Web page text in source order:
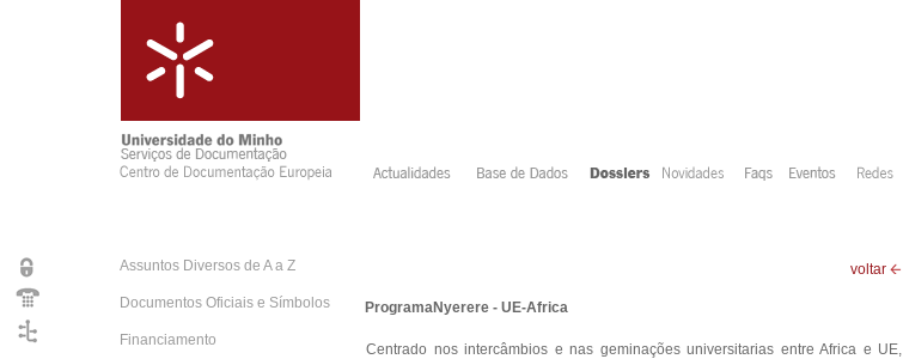
Assuntos Diversos de A a Z
Documentos Oficiais e Símbolos
Financiamento
voltar
ProgramaNyerere - UE-Africa
Centrado nos intercâmbios e nas geminações universitarias entre Africa e UE,